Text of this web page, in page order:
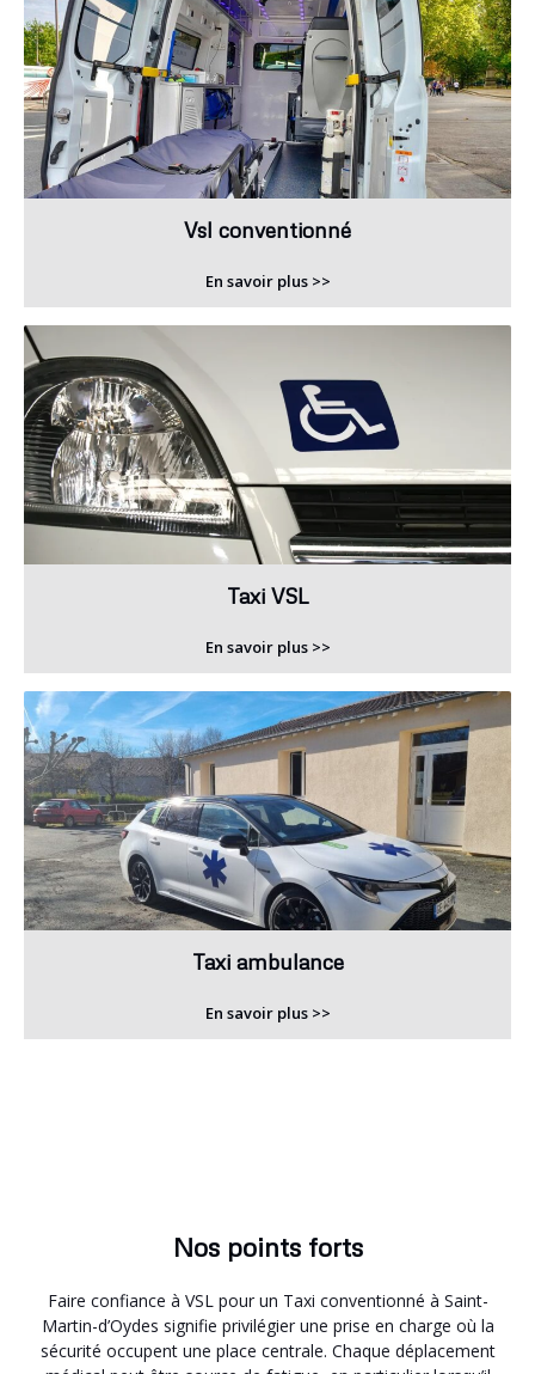
Vsl conventionné
En savoir plus >>
Taxi VSL
En savoir plus >>
Taxi ambulance
En savoir plus >>
Nos points forts
Faire confiance à VSL pour un Taxi conventionné à Saint-
Martin-d’Oydes signifie privilégier une prise en charge où la
sécurité occupent une place centrale. Chaque déplacement